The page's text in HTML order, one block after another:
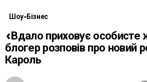
Шоу-Бізнес
«Вдало приховує особисте
блогер розповів про новий
Кароль